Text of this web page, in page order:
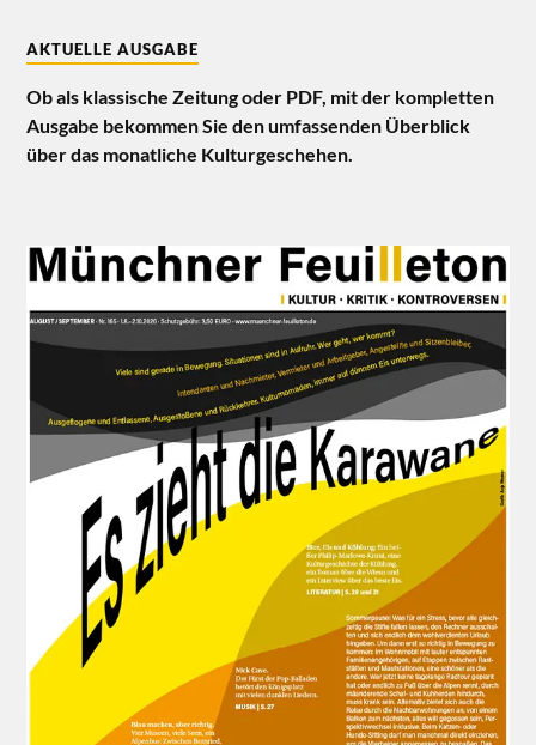
AKTUELLE AUSGABE
Ob als klassische Zeitung oder PDF, mit der kompletten
Ausgabe bekommen Sie den umfassenden Überblick
über das monatliche Kulturgeschehen.